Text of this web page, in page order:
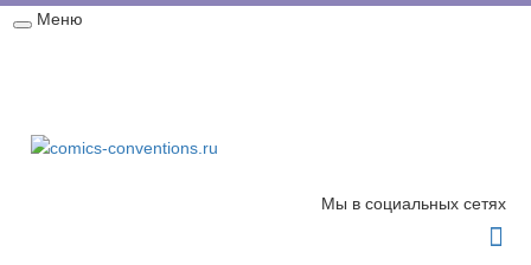
Меню
Мы в социальных сетях
